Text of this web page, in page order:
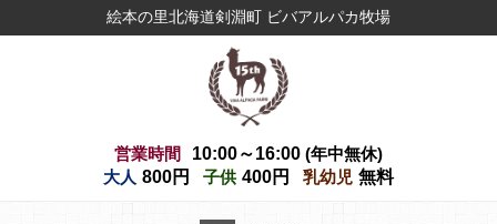
絵本の里北海道剣淵町 ビバアルパカ牧場
営業時間 10:00～16:00 (年中無休)
大人 800円 子供 400円 乳幼児 無料